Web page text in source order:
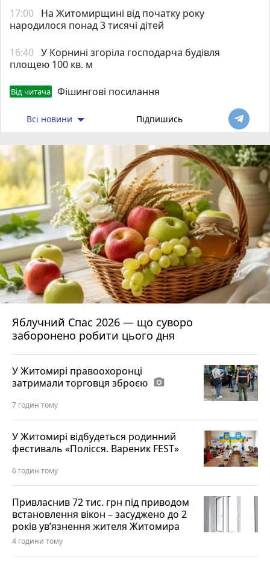
17:00 На Житомирщині від початку року
народилося понад 3 тисячі дітей
16:40 У Корнині згоріла господарча будівля
площею 100 кв. м
Від читача Фішингові посилання
Всі новини Підпишись
Яблучний Спас 2026 — що суворо
заборонено робити цього дня
У Житомирі правоохоронці
затримали торговця зброєю photo_camera
7 годин тому
У Житомирі відбудеться родинний
фестиваль «Полісся. Вареник FEST»
6 годин тому
Привласнив 72 тис. грн під приводом
встановлення вікон – засуджено до 2
років ув’язнення жителя Житомира
4 години тому